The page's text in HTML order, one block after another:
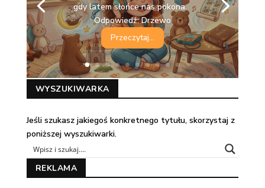
gdy latem słońce nas pokona.
Odpowiedź: Drzewo
Przeczytaj...
WYSZUKIWARKA
Jeśli szukasz jakiegoś konkretnego tytułu, skorzystaj z
poniższej wyszukiwarki.
REKLAMA